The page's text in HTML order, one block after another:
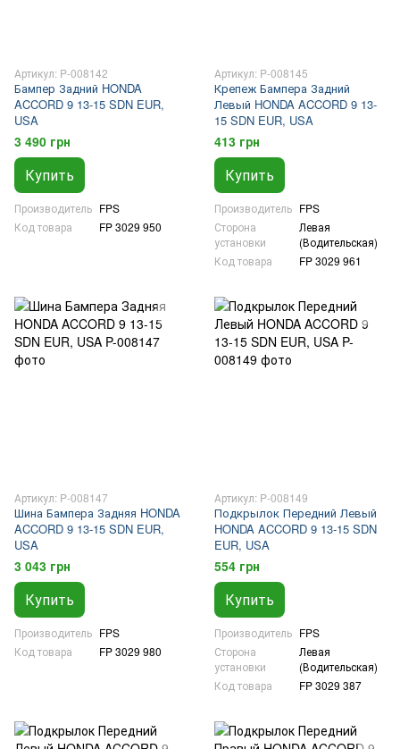
Артикул: P-008142
Бампер Задний HONDA
ACCORD 9 13-15 SDN EUR,
USA
3 490 грн
Купить
Производитель FPS
Код товара
FP 3029 950
Артикул: P-008145
Крепеж Бампера Задний
Левый HONDA ACCORD 9 13-
15 SDN EUR, USA
413 грн
Купить
Производитель FPS
Сторона
установки
Левая
(Водительская)
Код товара
FP 3029 961
Артикул: P-008147
Шина Бампера Задняя HONDA
ACCORD 9 13-15 SDN EUR,
USA
3 043 грн
Купить
Производитель FPS
Код товара
FP 3029 980
Артикул: P-008149
Подкрылок Передний Левый
HONDA ACCORD 9 13-15 SDN
EUR, USA
554 грн
Купить
Производитель FPS
Сторона
установки
Левая
(Водительская)
Код товара
FP 3029 387